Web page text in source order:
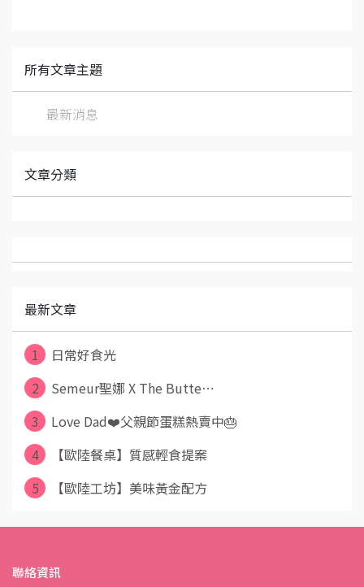
所有文章主題
最新消息
文章分類
最新文章
1
日常好食光
2
Semeur聖娜 X The Butte⋯
3
Love Dad❤️父親節蛋糕熱賣中🎂
4
【歐陸餐桌】質感輕食提案
5
【歐陸工坊】美味黃金配方
聯絡資訊